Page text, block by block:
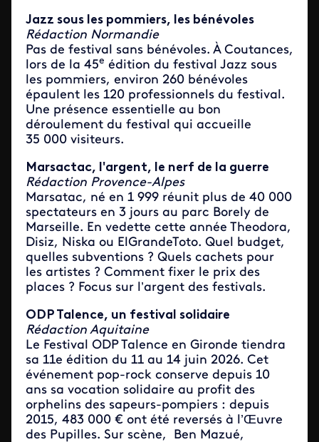
Jazz sous les pommiers, les bénévoles
Rédaction Normandie
Pas de festival sans bénévoles. À Coutances,
lors de la 45e édition du festival Jazz sous
les pommiers, environ 260 bénévoles
épaulent les 120 professionnels du festival.
Une présence essentielle au bon
déroulement du festival qui accueille
35 000 visiteurs.
Marsactac, l'argent, le nerf de la guerre
Rédaction Provence-Alpes
Marsatac, né en 1 999 réunit plus de 40 000
spectateurs en 3 jours au parc Borely de
Marseille. En vedette cette année Theodora,
Disiz, Niska ou ElGrandeToto. Quel budget,
quelles subventions ? Quels cachets pour
les artistes ? Comment fixer le prix des
places ? Focus sur l’argent des festivals.
ODP Talence, un festival solidaire
Rédaction Aquitaine
Le Festival ODP Talence en Gironde tiendra
sa 11e édition du 11 au 14 juin 2026. Cet
événement pop-rock conserve depuis 10
ans sa vocation solidaire au profit des
orphelins des sapeurs-pompiers : depuis
2015, 483 000 € ont été reversés à l’Œuvre
des Pupilles. Sur scène, Ben Mazué,